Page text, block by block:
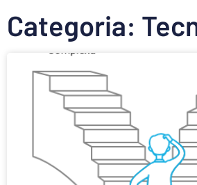
Categoria: